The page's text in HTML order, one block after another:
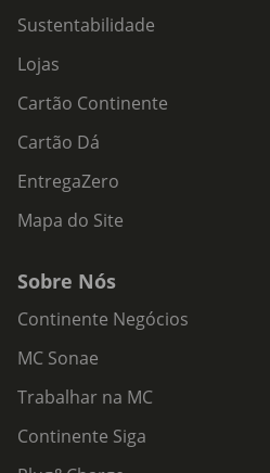
Sustentabilidade
Lojas
Cartão Continente
Cartão Dá
EntregaZero
Mapa do Site
Sobre Nós
Continente Negócios
MC Sonae
Trabalhar na MC
Continente Siga